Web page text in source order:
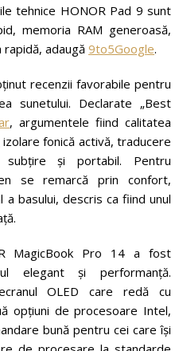
tehnice HONOR Pad 9 sunt
memoria RAM generoasă,
adaugă 9to5Google.
recenzii favorabile pentru
sunetului. Declarate „Best
, argumentele fiind calitatea
fonică activă, traducere
și portabil. Pentru
se remarcă prin confort,
a basului, descris ca fiind unul
MagicBook Pro 14 a fost
elegant și performanță.
OLED care redă cu
opțiuni de procesoare Intel,
bună pentru cei care își